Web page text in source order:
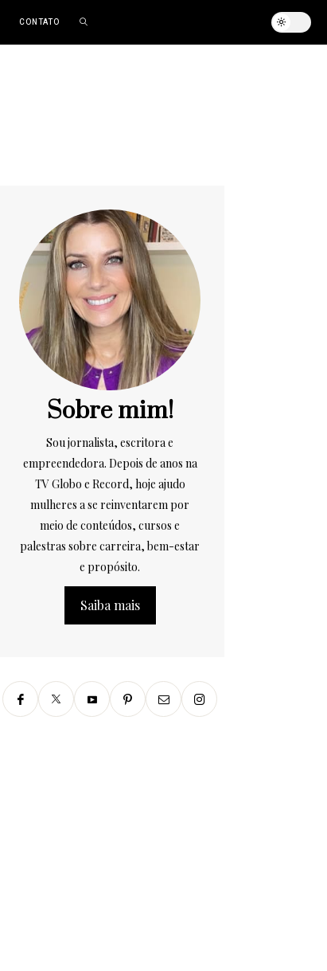
CONTATO
Sobre mim!
Sou jornalista, escritora e
empreendedora. Depois de anos na
TV Globo e Record, hoje ajudo
mulheres a se reinventarem por
meio de conteúdos, cursos e
palestras sobre carreira, bem-estar
e propósito.
Saiba mais